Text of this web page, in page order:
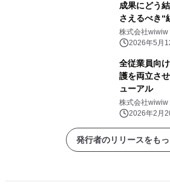
成果にどう結び付
さえるべき“
ション創出
日(木)開催(
株式会社wiwiw
2026年5月
全従業員向
護を両立さ
ューアル
株式会社wiwiw
2026年2月
発行者のリリースをも